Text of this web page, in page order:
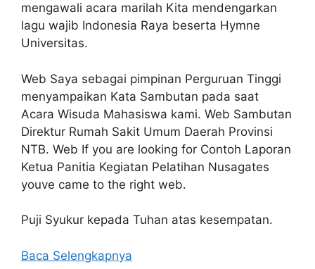
mengawali acara marilah Kita mendengarkan
lagu wajib Indonesia Raya beserta Hymne
Universitas.
Web Saya sebagai pimpinan Perguruan Tinggi
menyampaikan Kata Sambutan pada saat
Acara Wisuda Mahasiswa kami. Web Sambutan
Direktur Rumah Sakit Umum Daerah Provinsi
NTB. Web If you are looking for Contoh Laporan
Ketua Panitia Kegiatan Pelatihan Nusagates
youve came to the right web.
Puji Syukur kepada Tuhan atas kesempatan.
Baca Selengkapnya